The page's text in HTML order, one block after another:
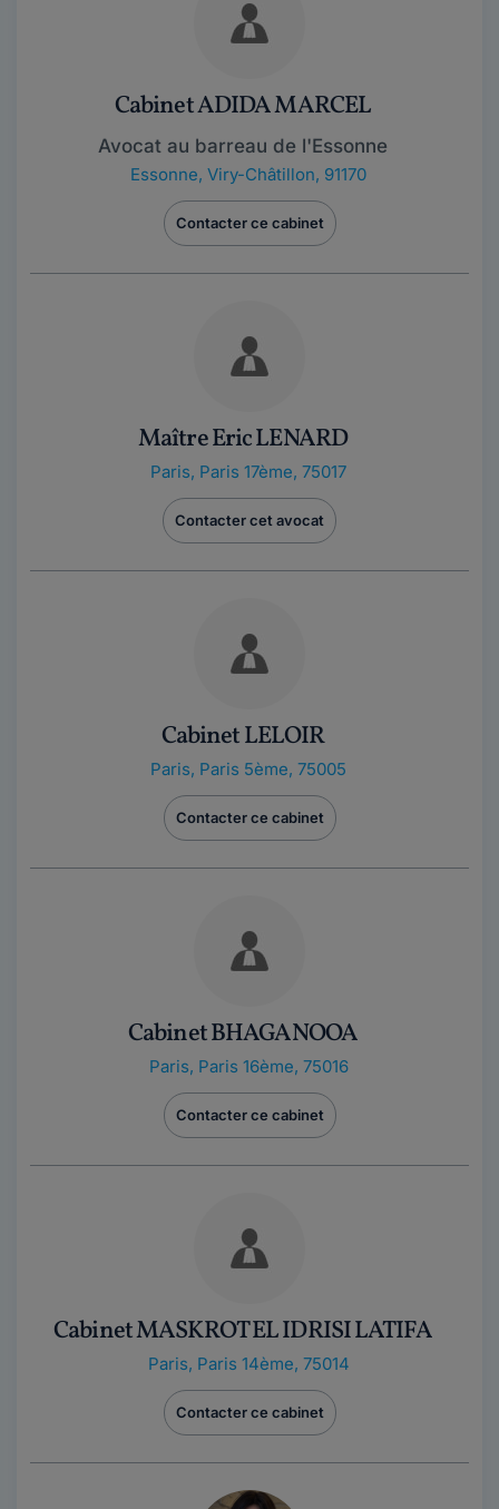
Cabinet ADIDA MARCEL
Avocat au barreau de l'Essonne
Essonne, Viry-Châtillon, 91170
Contacter ce cabinet
Maître Eric LENARD
Paris, Paris 17ème, 75017
Contacter cet avocat
Cabinet LELOIR
Paris, Paris 5ème, 75005
Contacter ce cabinet
Cabinet BHAGANOOA
Paris, Paris 16ème, 75016
Contacter ce cabinet
Cabinet MASKROT EL IDRISI LATIFA
Paris, Paris 14ème, 75014
Contacter ce cabinet